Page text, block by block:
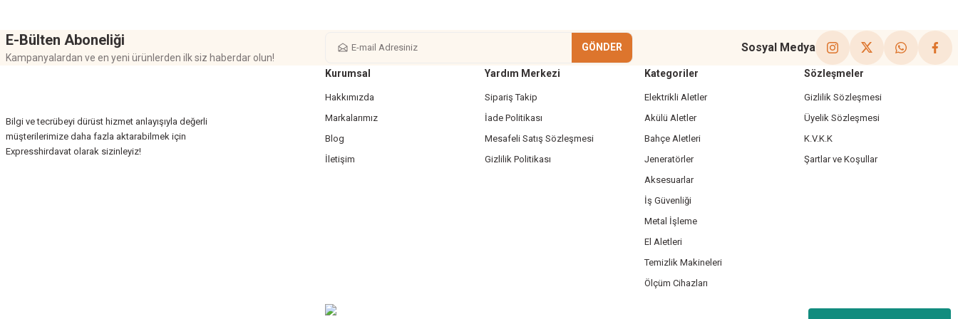
Gönder
E-Bülten Aboneliği
Kampanyalardan ve en yeni ürünlerden ilk siz haberdar olun!
GÖNDER Sosyal Medya
Bilgi ve tecrübeyi dürüst hizmet anlayışıyla değerli
müşterilerimize daha fazla aktarabilmek için
Expresshirdavat olarak sizinleyiz!
Kurumsal
Hakkımızda
Markalarımız
Blog
İletişim
Yardım Merkezi
Sipariş Takip
İade Politikası
Mesafeli Satış Sözleşmesi
Gizlilik Politikası
Kategoriler
Elektrikli Aletler
Akülü Aletler
Bahçe Aletleri
Jeneratörler
Aksesuarlar
İş Güvenliği
Metal İşleme
El Aletleri
Temizlik Makineleri
Ölçüm Cihazları
Sözleşmeler
Gizlilik Sözleşmesi
Üyelik Sözleşmesi
K.V.K.K
Şartlar ve Koşullar